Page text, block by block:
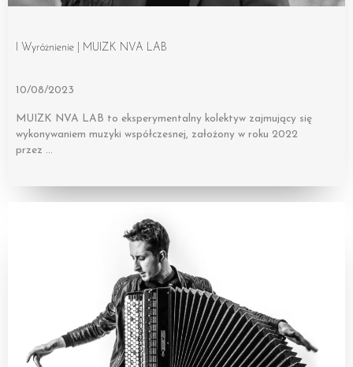
I Wyróżnienie | MUIZK NVA LAB
10/08/2023
MUIZK NVA LAB to eksperymentalny kolektyw zajmujący się
wykonywaniem muzyki współczesnej, założony w roku 2022
przez …